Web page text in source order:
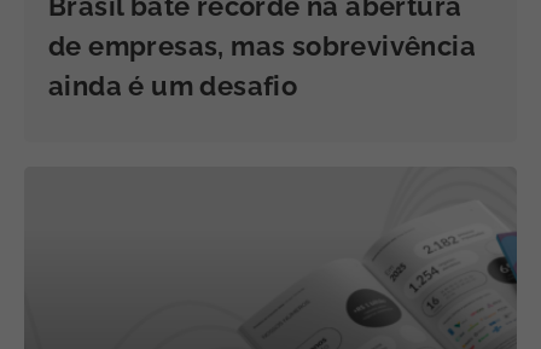
de empresas, mas sobrevivência
ainda é um desafio